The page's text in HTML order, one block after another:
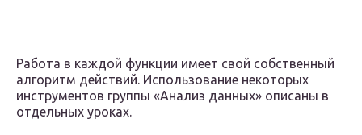
Работа в каждой функции имеет свой собственный
алгоритм действий. Использование некоторых
инструментов группы «Анализ данных» описаны в
отдельных уроках.